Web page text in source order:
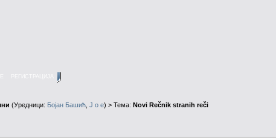
(Уредници: Бојан Башић J o e) > Тема: Novi Rečnik stranih reči